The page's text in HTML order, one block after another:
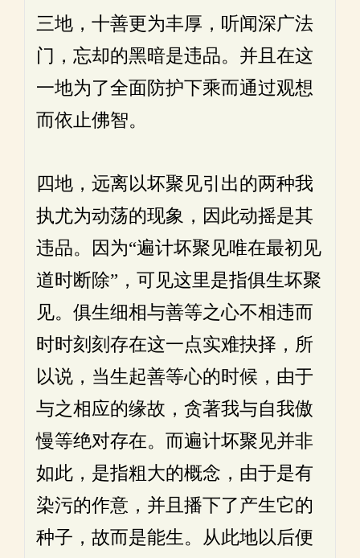
三地，十善更为丰厚，听闻深广法
门，忘却的黑暗是违品。并且在这
一地为了全面防护下乘而通过观想
而依止佛智。
四地，远离以坏聚见引出的两种我
执尤为动荡的现象，因此动摇是其
违品。因为“遍计坏聚见唯在最初见
道时断除”，可见这里是指俱生坏聚
见。俱生细相与善等之心不相违而
时时刻刻存在这一点实难抉择，所
以说，当生起善等心的时候，由于
与之相应的缘故，贪著我与自我傲
慢等绝对存在。而遍计坏聚见并非
如此，是指粗大的概念，由于是有
染污的作意，并且播下了产生它的
种子，故而是能生。从此地以后便